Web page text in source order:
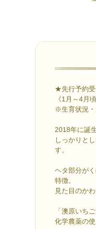
★先行予約
《1月～4月
※生育状況・
2018年に誕
しっかりと
す。
ヘタ部分が
特徴。
見た目のか
「澳原いち
化学農薬の